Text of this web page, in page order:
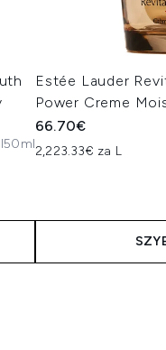
50ml
Estée Lauder
Power Creme
66.70€
2,223.33€ za L